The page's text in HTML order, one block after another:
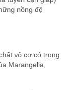
nồng độ
vô cơ có trong
Marangella,